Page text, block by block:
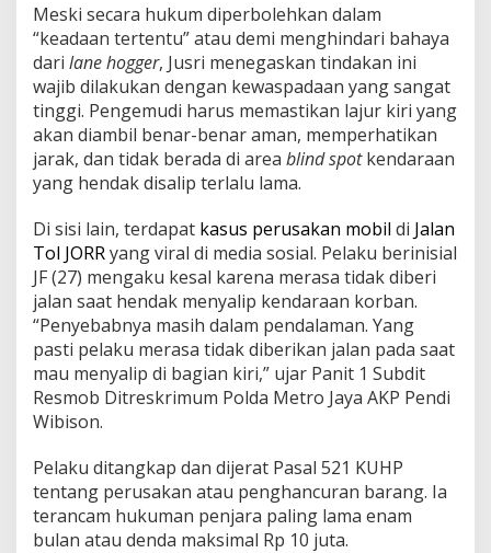
Meski secara hukum diperbolehkan dalam
“keadaan tertentu” atau demi menghindari bahaya
dari lane hogger, Jusri menegaskan tindakan ini
wajib dilakukan dengan kewaspadaan yang sangat
tinggi. Pengemudi harus memastikan lajur kiri yang
akan diambil benar-benar aman, memperhatikan
jarak, dan tidak berada di area blind spotkendaraan
yang hendak disalip terlalu lama.
Di sisi lain, terdapat kasus perusakan mobil di Jalan
Tol JORRyang viral di media sosial. Pelaku berinisial
JF (27) mengaku kesal karena merasa tidak diberi
jalan saat hendak menyalip kendaraan korban.
“Penyebabnya masih dalam pendalaman. Yang
pasti pelaku merasa tidak diberikan jalan pada saat
mau menyalip di bagian kiri,” ujar Panit 1 Subdit
Resmob Ditreskrimum Polda Metro Jaya AKP Pendi
Wibison.
Pelaku ditangkap dan dijerat Pasal 521 KUHP
tentang perusakan atau penghancuran barang. Ia
terancam hukuman penjara paling lama enam
bulan atau denda maksimal Rp 10 juta.